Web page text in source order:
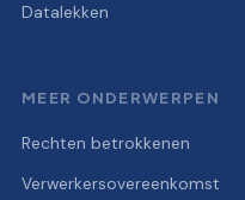
Datalekken
MEER ONDERWERPEN
Rechten betrokkenen
Verwerkersovereenkomst